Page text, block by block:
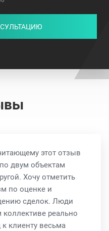
этот отзыв
двум объектам
Хочу отметить
по оценке и
сделок. Люди
реально
клиенту весьма